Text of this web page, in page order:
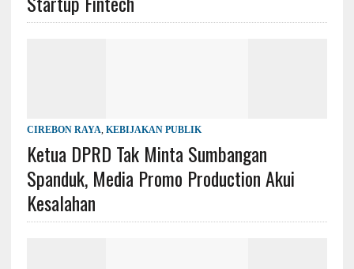
CIREBON RAYA KEBIJAKAN PUBLIK
Ketua DPRD Tak Minta Sumbangan
Spanduk, Media Promo Production Akui
Kesalahan